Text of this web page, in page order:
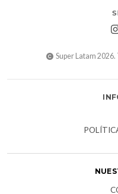
Super Latam